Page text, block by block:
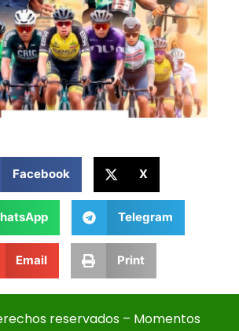
Facebook X
Telegram
Email Print
reservados – Momentos